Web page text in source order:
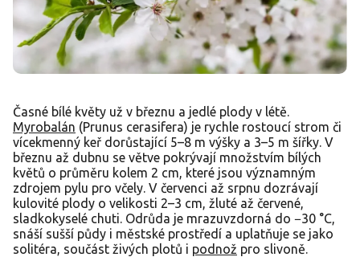
Časné bílé květy už v březnu a jedlé plody v létě.
Myrobalán (Prunus cerasifera) je rychle rostoucí strom či
vícekmenný keř dorůstající 5–8 m výšky a 3–5 m šířky. V
březnu až dubnu se větve pokrývají množstvím bílých
květů o průměru kolem 2 cm, které jsou významným
zdrojem pylu pro včely. V červenci až srpnu dozrávají
kulovité plody o velikosti 2–3 cm, žluté až červené,
sladkokyselé chuti. Odrůda je mrazuvzdorná do −30 °C,
snáší sušší půdy i městské prostředí a uplatňuje se jako
solitéra, součást živých plotů i podnož pro slivoně.